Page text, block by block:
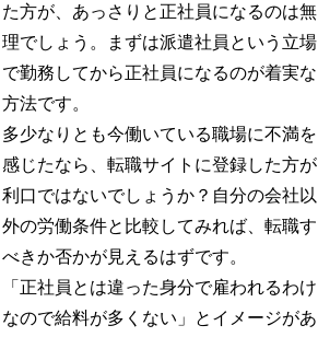
た方が、あっさりと正社員になるのは無
理でしょう。まずは派遣社員という立場
で勤務してから正社員になるのが着実な
方法です。
多少なりとも今働いている職場に不満を
感じたなら、転職サイトに登録した方が
利口ではないでしょうか？自分の会社以
外の労働条件と比較してみれば、転職す
べきか否かが見えるはずです。
「正社員とは違った身分で雇われるわけ
なので給料が多くない」とイメージがあ